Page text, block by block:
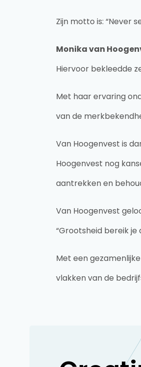
Zijn motto is: “Never
Monika van
Hiervoor bekleedde
Met haar ervaring
van de
Van Hoogenvest is
Hoogenvest nog
aantrekken en
Van Hoogenvest
“Grootsheid bereik
Met een
vlakken van de